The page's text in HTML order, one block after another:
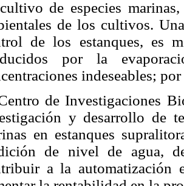
de especies
de los cultivos.
de los estanques, es
por la
indeseables;
de Investigaciones
y desarrollo de
en estanques
de nivel de agua,
a la automatización